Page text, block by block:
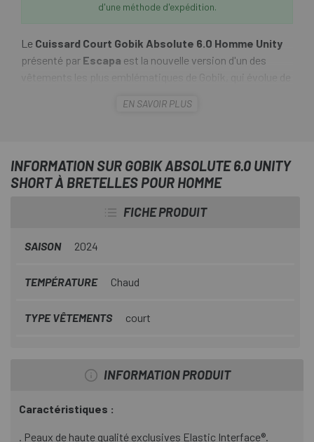
d'une méthode d'expédition.
Le Cuissard Court Gobik Absolute 6.0 Homme Unity
présenté par Escapa est la nouvelle version d'un des
vêtements les plus emblématiques de Gobik, qui évolue de
cyclistes les plus exigeants. Cette nouvelle version
référence dans toutes les situations. C'est un vêtement
idéal pour les journées chaudes, avec des températures
professionnelles lors des sorties et compétitions les plus
EN SAVOIR PLUS
INFORMATION SUR GOBIK ABSOLUTE 6.0 UNITY
SHORT À BRETELLES POUR HOMME
FICHE PRODUIT
SAISON 2024
TEMPÉRATURE Chaud
TYPE VÊTEMENTS court
INFORMATION PRODUIT
Caractéristiques :
. Peaux de haute qualité exclusives Elastic Interface®.